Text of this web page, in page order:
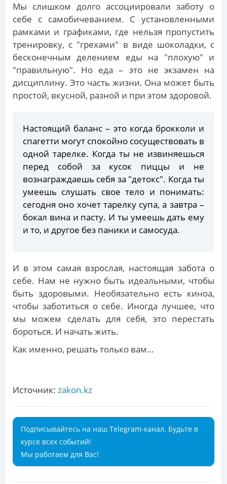
Мы слишком долго ассоциировали заботу о
себе с самобичеванием. С установленными
рамками и графиками, где нельзя пропустить
тренировку, с "грехами" в виде шоколадки, с
бесконечным делением еды на "плохую" и
"правильную". Но еда – это не экзамен на
дисциплину. Это часть жизни. Она может быть
простой, вкусной, разной и при этом здоровой.
Настоящий баланс – это когда брокколи и
спагетти могут спокойно сосуществовать в
одной тарелке. Когда ты не извиняешься
перед собой за кусок пиццы и не
вознаграждаешь себя за "детокс". Когда ты
умеешь слушать свое тело и понимать:
сегодня оно хочет тарелку супа, а завтра –
бокал вина и пасту. И ты умеешь дать ему
и то, и другое без паники и самосуда.
И в этом самая взрослая, настоящая забота о
себе. Нам не нужно быть идеальными, чтобы
быть здоровыми. Необязательно есть киноа,
чтобы заботиться о себе. Иногда лучшее, что
мы можем сделать для себя, это перестать
бороться. И начать жить.
Как именно, решать только вам…
Источник: zakon.kz
Подписывайтесь на наш Telegram-канал. Будьте в
курсе всех событий!
Мы работаем для Вас!